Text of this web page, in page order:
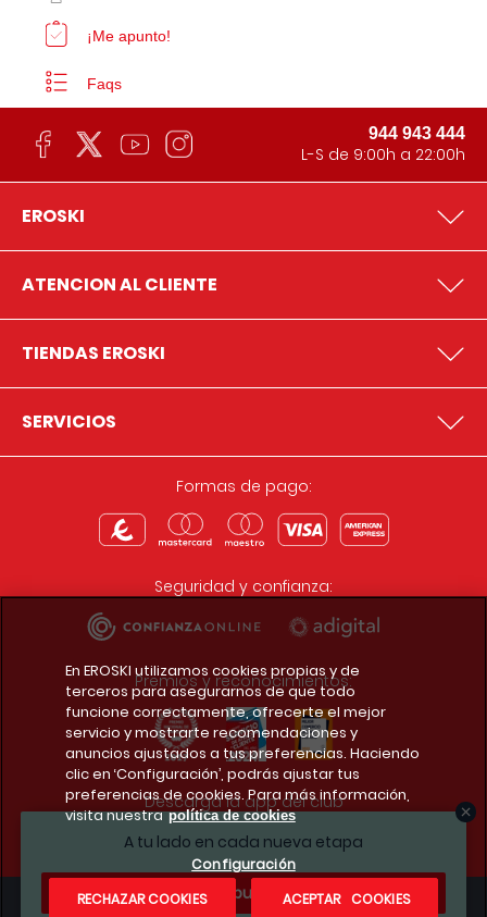
A tu lado en cada nueva etapa
¿Te apuntas?
¡Me apunto!
Faqs
944 943 444
L-S de 9:00h a 22:00h
EROSKI
ATENCION AL CLIENTE
TIENDAS EROSKI
SERVICIOS
Formas de pago:
Seguridad y confianza:
Premios y reconocimientos:
Descarga la app del club
En EROSKI utilizamos cookies propias y de
terceros para asegurarnos de que todo
funcione correctamente, ofrecerte el mejor
servicio y mostrarte recomendaciones y
anuncios ajustados a tus preferencias. Haciendo
clic en ‘Configuración’, podrás ajustar tus
preferencias de cookies. Para más información,
visita nuestra política de cookies
Configuración
RECHAZAR COOKIES
ACEPTAR COOKIES